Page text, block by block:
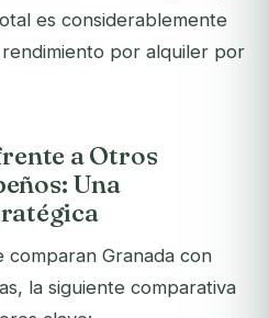
es considerablemente
por alquiler por
a Otros
Una
comparan Granada con
la siguiente comparativa